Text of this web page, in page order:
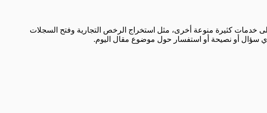
خدمات كثيرة منوعة أخرى، مثل استخراج الرخص التجارية وفتح السجلات
أي سؤال أو نصيحة أو استفسار حول موضوع مقال اليوم.